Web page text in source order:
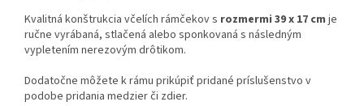
Kvalitná konštrukcia včelích rámčekov s rozmermi 39 x 17 cm je
ručne vyrábaná, stlačená alebo sponkovaná s následným
vypletením nerezovým drôtikom.
Dodatočne môžete k rámu prikúpiť pridané príslušenstvo v
podobe pridania medzier či zdier.